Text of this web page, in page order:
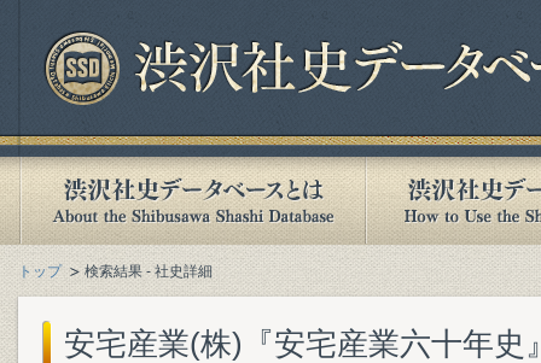
トップ 検索結果 - 社史詳細
安宅産業(株)『安宅産業六十年史